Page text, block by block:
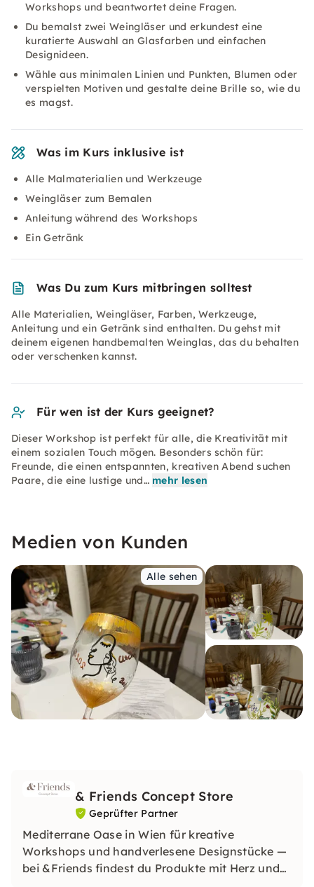
Workshops und beantwortet deine Fragen.
Du bemalst zwei Weingläser und erkundest eine
kuratierte Auswahl an Glasfarben und einfachen
Designideen.
Wähle aus minimalen Linien und Punkten, Blumen oder
verspielten Motiven und gestalte deine Brille so, wie du
es magst.
Was im Kurs inklusive ist
Alle Malmaterialien und Werkzeuge
Weingläser zum Bemalen
Anleitung während des Workshops
Ein Getränk
Was Du zum Kurs mitbringen solltest
Alle Materialien, Weingläser, Farben, Werkzeuge,
Anleitung und ein Getränk sind enthalten. Du gehst mit
deinem eigenen handbemalten Weinglas, das du behalten
oder verschenken kannst.
Für wen ist der Kurs geeignet?
Dieser Workshop ist perfekt für alle, die Kreativität mit
einem sozialen Touch mögen. Besonders schön für:
Freunde, die einen entspannten, kreativen Abend suchen
Paare, die eine lustige und… mehr lesen
Medien von Kunden
Alle sehen
& Friends Concept Store
Geprüfter Partner
Mediterrane Oase in Wien für kreative
Workshops und handverlesene Designstücke —
bei &Friends findest du Produkte mit Herz und